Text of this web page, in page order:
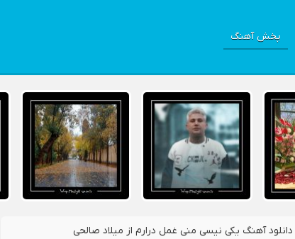
پخش آهنگ
دانلود آهنگ یکی نیسی منی غمل درارم از میلاد صالحی